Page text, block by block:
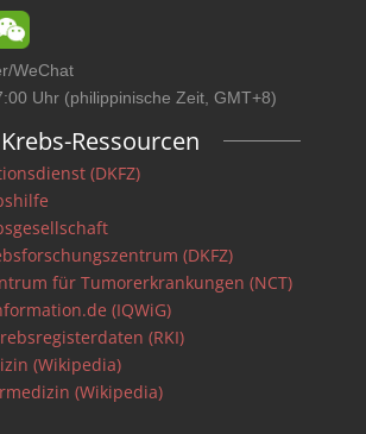
WeChat
Uhr (philippinische Zeit, GMT+8)
Krebs-Ressourcen
(DKFZ)
(DKFZ)
für Tumorerkrankungen (NCT)
(IQWiG)
(RKI)
(Wikipedia)
(Wikipedia)